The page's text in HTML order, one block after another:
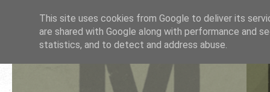
This site uses cookies from Google to deliver its
are shared with Google along with performance and
statistics, and to detect and address abuse.